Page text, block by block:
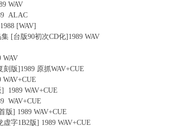
WAV
ALAC
[WAV]
集 [台版90初次CD化]1989 WAV
WAV
刻版]1989 原抓WAV+CUE
WAV+CUE
1989 WAV+CUE
WAV+CUE
版] 1989 WAV+CUE
字1B2版] 1989 WAV+CUE